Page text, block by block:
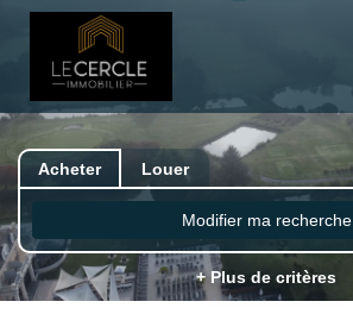
Acheter Louer
Modifier ma recherche
+ Plus de critères